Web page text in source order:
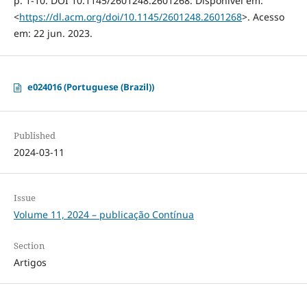
<https://dl.acm.org/doi/10.1145/2601248.2601268>. Acesso
em: 22 jun. 2023.
e024016 (Portuguese (Brazil))
Published
2024-03-11
Issue
Volume 11, 2024 – publicação Contínua
Section
Artigos